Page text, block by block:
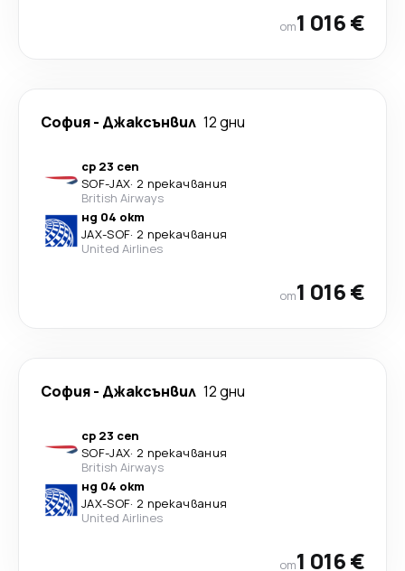
от1 016 €
София- Джаксънвил 12 дни
ср 23 сеп
SOF-JAX· 2 прекачвания
British Airways
нд 04 окт
JAX-SOF· 2 прекачвания
United Airlines
от1 016 €
София- Джаксънвил 12 дни
ср 23 сеп
SOF-JAX· 2 прекачвания
British Airways
нд 04 окт
JAX-SOF· 2 прекачвания
United Airlines
от1 016 €